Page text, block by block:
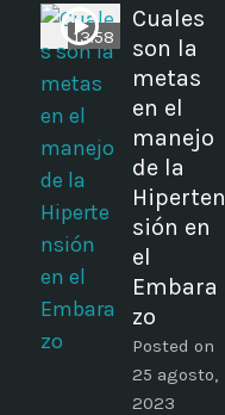
13:58
Cuales
son la
metas
en el
manejo
de la
Hiperten
sión en
el
Embara
zo
Posted on
25 agosto,
2023